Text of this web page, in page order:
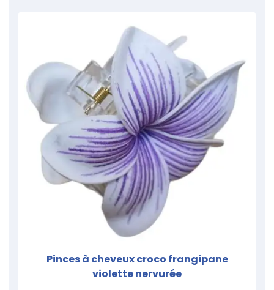
Pinces à cheveux croco frangipane
violette nervurée